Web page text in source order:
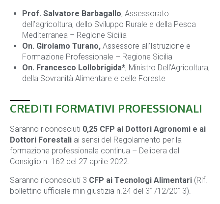
Prof. Salvatore Barbagallo, Assessorato
dell’agricoltura, dello Sviluppo Rurale e della Pesca
Mediterranea – Regione Sicilia
On. Girolamo Turano, Assessore all’Istruzione e
Formazione Professionale – Regione Sicilia
On. Francesco Lollobrigida*, Ministro Dell’Agricoltura,
della Sovranità Alimentare e delle Foreste
CREDITI FORMATIVI PROFESSIONALI
Saranno riconosciuti 0,25 CFP ai Dottori Agronomi e ai
Dottori Forestali ai sensi del Regolamento per la
formazione professionale continua – Delibera del
Consiglio n. 162 del 27 aprile 2022.
Saranno riconosciuti 3 CFP ai Tecnologi Alimentari (Rif.
bollettino ufficiale min giustizia n.24 del 31/12/2013).